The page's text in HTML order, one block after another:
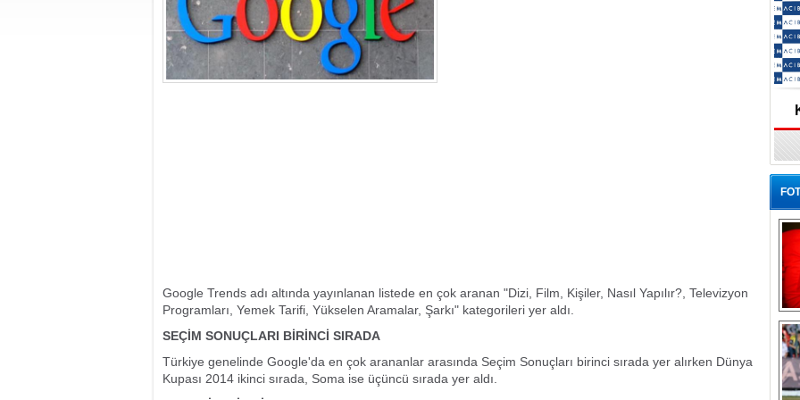
Google Trends adı altında yayınlanan listede en çok aranan "Dizi, Film, Kişiler, Nasıl Yapılır?, Televizyon
Programları, Yemek Tarifi, Yükselen Aramalar, Şarkı" kategorileri yer aldı.
SEÇİM SONUÇLARI BİRİNCİ SIRADA
Türkiye genelinde Google'da en çok arananlar arasında Seçim Sonuçları birinci sırada yer alırken Dünya
Kupası 2014 ikinci sırada, Soma ise üçüncü sırada yer aldı.